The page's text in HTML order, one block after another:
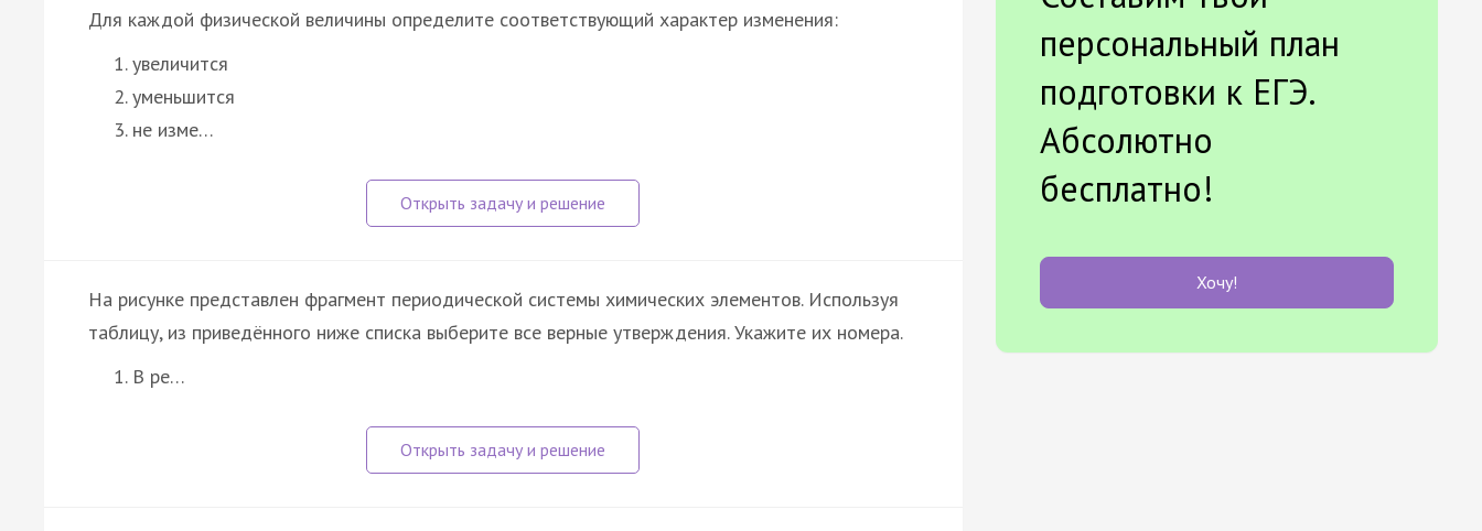
Для каждой физической величины определите соответствующий характер изменения:
увеличится
уменьшится
не изме…
На рисунке представлен фрагмент периодической системы химических элементов. Используя
таблицу, из приведённого ниже списка выберите все верные утверждения. Укажите их номера.
В ре…
персональный план
подготовки к ЕГЭ.
Абсолютно
бесплатно!
Хочу!